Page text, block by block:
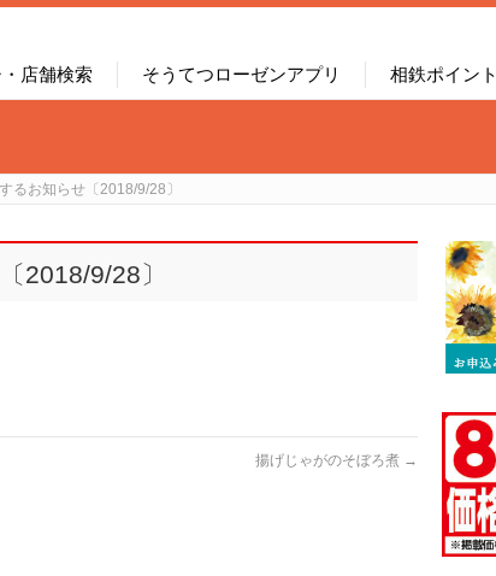
店舗検索 そうてつローゼンアプリ 相鉄ポイント
るお知らせ〔2018/9/28〕
2018/9/28〕
揚げじゃがのそぼろ煮 →